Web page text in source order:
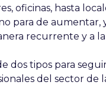
oficinas, hasta
para de aumentar,
recurrente y a
dos tipos para
del sector de